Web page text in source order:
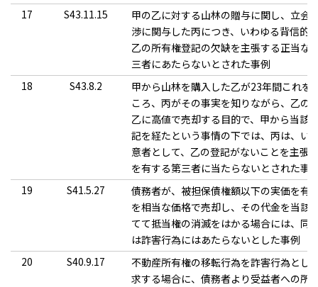
17
S43.11.15
甲の乙に対する山林の贈与に関し、立会
渉に関与した丙につき、いわゆる背信的
乙の所有権登記の欠缺を主張する正当な
三者にあたらないとされた事例
18
S43.8.2
甲から山林を購入した乙が23年間これを
ころ、丙がその事実を知りながら、乙の
乙に高値で売却する目的で、甲から当該
記を経たという事情の下では、丙は、い
意者として、乙の登記がないことを主張
を有する第三者に当たらないとされた事
19
S41.5.27
債務者が、被担保債権額以下の実価を有
を相当な価格で売却し、その代金を当該
てて抵当権の消滅をはかる場合には、同
は詐害行為にはあたらないとした事例
20
S40.9.17
不動産所有権の移転行為を詐害行為とし
求する場合に、債務者より受益者への所